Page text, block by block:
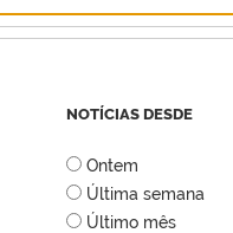
NOTÍCIAS DESDE
Ontem
Última semana
Último mês